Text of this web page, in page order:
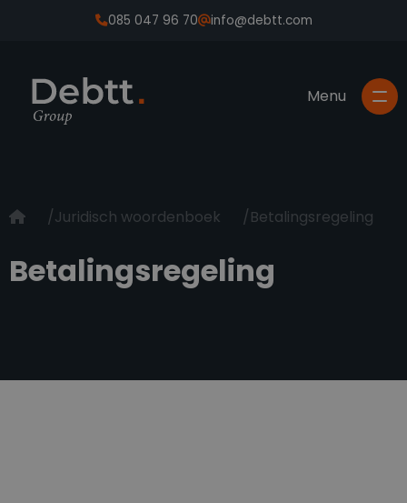
085 047 96 70 info@debtt.com
Juridisch woordenboek Betalingsregeling
Betalingsregeling